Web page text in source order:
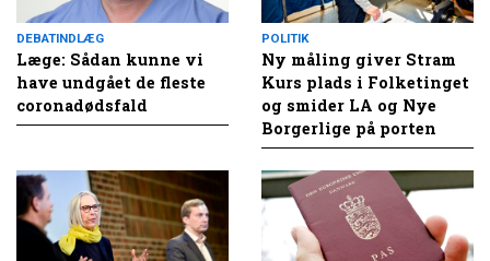
DEBATINDLÆG
Læge: Sådan kunne vi
have undgået de fleste
coronadødsfald
POLITIK
Ny måling giver Stram
Kurs plads i Folketinget
og smider LA og Nye
Borgerlige på porten